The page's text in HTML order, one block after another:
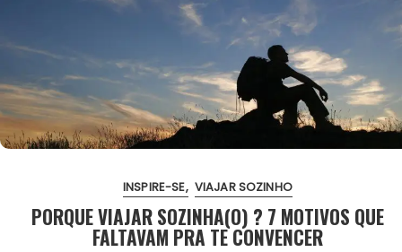
INSPIRE-SE VIAJAR SOZINHO
PORQUE VIAJAR SOZINHA(O) ? 7 MOTIVOS QUE
FALTAVAM PRA TE CONVENCER